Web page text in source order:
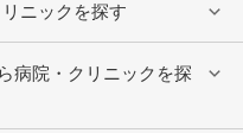
ニックを探す
病院・クリニックを探